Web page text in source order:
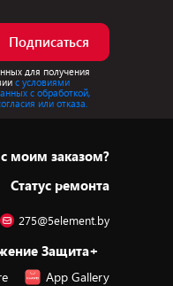
Подписаться
для получения
с условиями
с обработкой,
или отказа.
моим заказом?
Статус ремонта
275@5element.by
Защита+
App Gallery